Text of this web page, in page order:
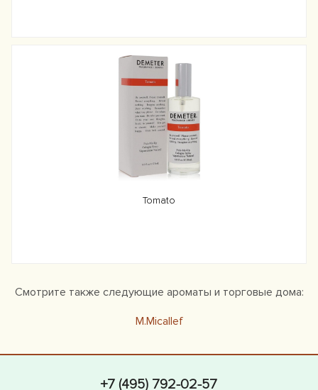
Tomato
Смотрите также следующие ароматы и торговые дома:
M.Micallef
+7 (495) 792-02-57